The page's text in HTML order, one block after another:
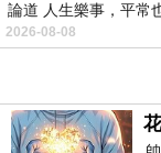
上網找了很
果，還有哪裡
論道 人生樂事，平常
2026-08-08